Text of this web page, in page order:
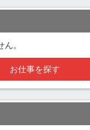
。
お仕事を探す